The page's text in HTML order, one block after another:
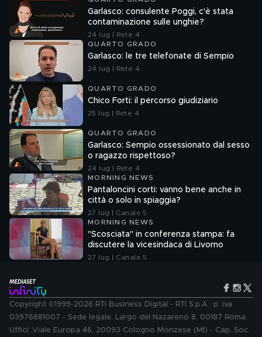
Garlasco: consulente Poggi, c'è stata
contaminazione sulle unghie?
24 lug | Rete 4
QUARTO GRADO
Garlasco: le tre telefonate di Sempio
24 lug | Rete 4
QUARTO GRADO
Chico Forti: il percorso giudiziario
25 lug | Rete 4
QUARTO GRADO
Garlasco: Sempio ossessionato dal sesso
o ragazzo rispettoso?
24 lug | Rete 4
MORNING NEWS
Pantaloncini corti: vanno bene anche in
città o solo in spiaggia?
27 lug | Canale 5
MORNING NEWS
"Scosciata" in conferenza stampa: fa
discutere la vicesindaca di Livorno
27 lug | Canale 5
Copyright ©1999-2026 RTI Business Digital - RTI S.p.A.: p. iva
03976881007 - Sede legale: Largo del Nazareno 8, 00187 Roma.
Uffici: Viale Europa 46, 20093 Cologno Monzese (MI) - Cap. Soc.